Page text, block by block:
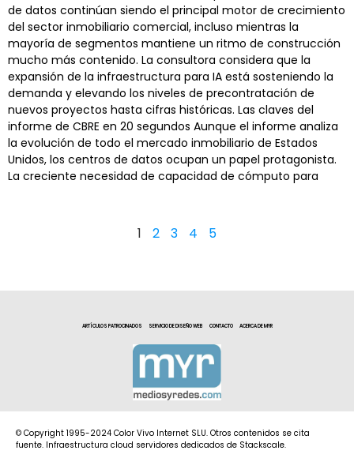
de datos continúan siendo el principal motor de crecimiento
del sector inmobiliario comercial, incluso mientras la
mayoría de segmentos mantiene un ritmo de construcción
mucho más contenido. La consultora considera que la
expansión de la infraestructura para IA está sosteniendo la
demanda y elevando los niveles de precontratación de
nuevos proyectos hasta cifras históricas. Las claves del
informe de CBRE en 20 segundos Aunque el informe analiza
la evolución de todo el mercado inmobiliario de Estados
Unidos, los centros de datos ocupan un papel protagonista.
La creciente necesidad de capacidad de cómputo para
1 2 3 4 5
ARTÍCULOS PATROCINADOS SERVICIO DE DISEÑO WEB CONTACTO ACERCA DE MYR
© Copyright 1995-2024 Color Vivo Internet SLU. Otros contenidos se cita
fuente. Infraestructura cloud servidores dedicados de Stackscale.